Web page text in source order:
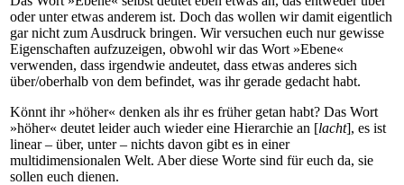
oder unter etwas anderem ist. Doch das wollen wir damit eigentlich
gar nicht zum Ausdruck bringen. Wir versuchen euch nur gewisse
Eigenschaften aufzuzeigen, obwohl wir das Wort »Ebene«
verwenden, dass irgendwie andeutet, dass etwas anderes sich
über/oberhalb von dem befindet, was ihr gerade gedacht habt.
Könnt ihr »höher« denken als ihr es früher getan habt? Das Wort
»höher« deutet leider auch wieder eine Hierarchie an [lacht], es ist
linear – über, unter – nichts davon gibt es in einer
multidimensionalen Welt. Aber diese Worte sind für euch da, sie
sollen euch dienen.